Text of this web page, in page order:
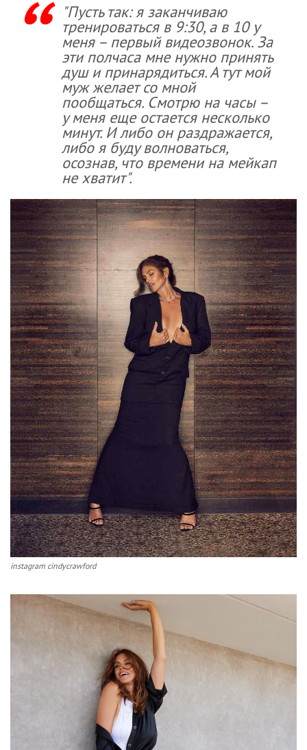
"Пусть так: я заканчиваю
тренироваться в 9:30, а в 10 у
меня – первый видеозвонок. За
эти полчаса мне нужно принять
душ и принарядиться. А тут мой
муж желает со мной
пообщаться. Смотрю на часы –
у меня еще остается несколько
минут. И либо он раздражается,
либо я буду волноваться,
осознав, что времени на мейкап
не хватит".
instagram cindycrawford